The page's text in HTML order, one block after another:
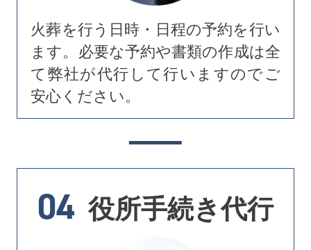
火葬を行う日時・日程の予約を行い
ます。必要な予約や書類の作成は全
て弊社が代行して行いますのでご
安心ください。
04 役所手続き代行